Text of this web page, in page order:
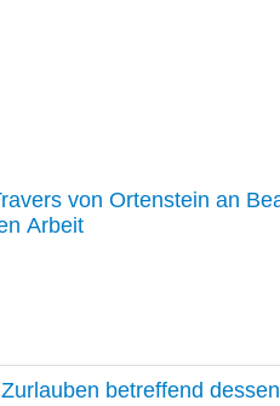
von Ortenstein an
Arbeit
betreffend